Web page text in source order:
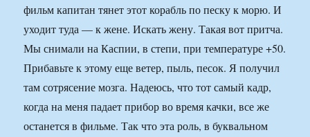
фильм капитан тянет этот корабль по песку к морю. И
уходит туда — к жене. Искать жену. Такая вот притча.
Мы снимали на Каспии, в степи, при температуре +50.
Прибавьте к этому еще ветер, пыль, песок. Я получил
там сотрясение мозга. Надеюсь, что тот самый кадр,
когда на меня падает прибор во время качки, все же
останется в фильме. Так что эта роль, в буквальном